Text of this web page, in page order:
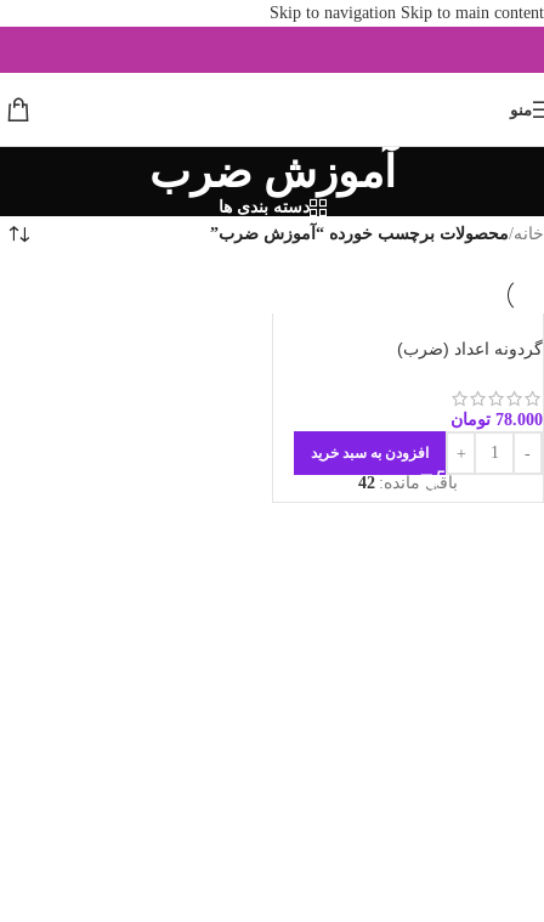
Skip to navigation Skip to main content
منو
آموزش ضرب
دسته بندی ها
خانه/محصولات برچسب خورده “آموزش ضرب”
گردونه اعداد (ضرب)
78.000 تومان
افزودن به سبد خرید
باقی مانده: 42